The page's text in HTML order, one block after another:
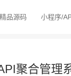
品源码 小程序/
聚合管理